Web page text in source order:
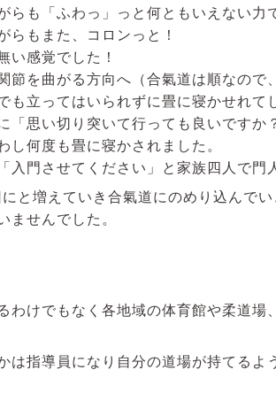
も「ふわっ」っと何ともいえない力
らもまた、コロンっと！
い感覚でした！
を曲がる方向へ（合氣道は順なので
立ってはいられずに畳に寝かせれて
「思い切り突いて行っても良いです
何度も畳に寝かされました。
門させてください」と家族四人で門
と増えていき合氣道にのめり込んでい
ませんでした。
けでもなく各地域の体育館や柔道場
は指導員になり自分の道場が持てる